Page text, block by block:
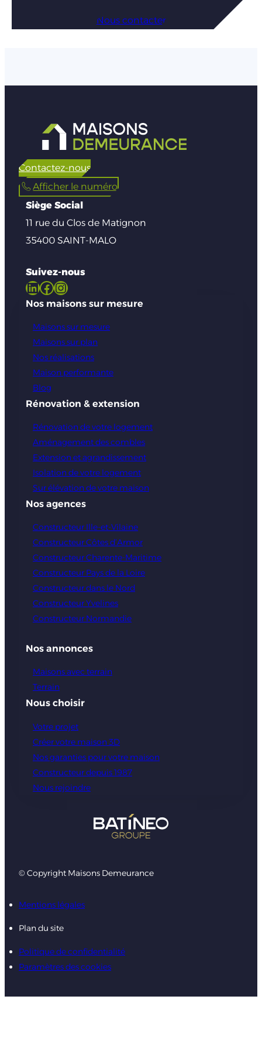
Nous contacter
Contactez-nous
Afficher le numéro
Siège Social
11 rue du Clos de Matignon
35400 SAINT-MALO
Suivez-nous
LinkedIn Facebook Instagram
Nos maisons sur mesure
Maisons sur mesure
Maisons sur plan
Nos réalisations
Maison performante
Blog
Rénovation & extension
Rénovation de votre logement
Aménagement des combles
Extension et agrandissement
Isolation de votre logement
Sur élévation de votre maison
Nos agences
Constructeur Ille-et-Vilaine
Constructeur Côtes d’Armor
Constructeur Charente-Maritime
Constructeur Pays de la Loire
Constructeur dans le Nord
Constructeur Yvelines
Constructeur Normandie
Nos annonces
Maisons avec terrain
Terrain
Nous choisir
Votre projet
Créer votre maison 3D
Nos garanties pour votre maison
Constructeur depuis 1987
Nous rejoindre
© Copyright Maisons Demeurance
Mentions légales
Plan du site
Politique de confidentialité
Paramètres des cookies